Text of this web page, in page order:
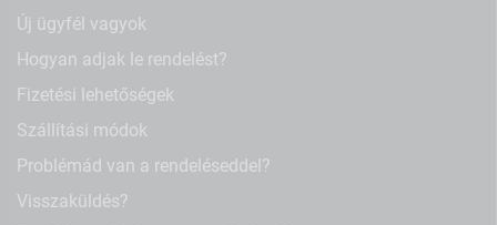
Új ügyfél vagyok
Hogyan adjak le rendelést?
Fizetési lehetőségek
Szállítási módok
Problémád van a rendeléseddel?
Visszaküldés?